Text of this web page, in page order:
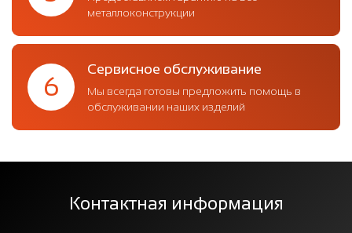
металлоконструкции
6
Сервисное обслуживание
Мы всегда готовы предложить помощь в
обслуживании наших изделий
Контактная информация